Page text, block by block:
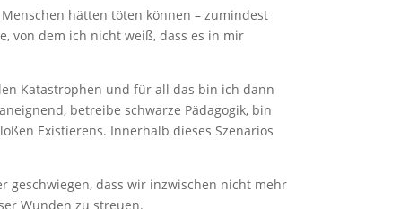
hätten töten können – zumindest
von dem ich nicht weiß, dass es in mir
Katastrophen und für all das bin ich dann
betreibe schwarze Pädagogik, bin
Existierens. Innerhalb dieses Szenarios
geschwiegen, dass wir inzwischen nicht mehr
Wunden zu streuen.